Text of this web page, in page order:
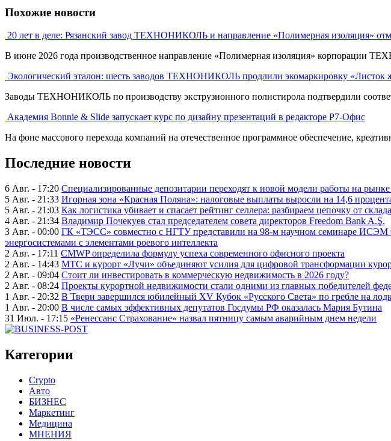
Похожие новости
20 лет в деле: Рязанский завод ТЕХНОНИКОЛЬ и направление «Полимерная изоляция»
В июне 2026 года производственное направление «Полимерная изоляция» корпорации
Экологический эталон: шесть заводов ТЕХНОНИКОЛЬ продлили экомаркировку «Листок
Заводы ТЕХНОНИКОЛЬ по производству экструзионного полистирола подтвердили
Академия Bonnie & Slide запускает курс по дизайну презентаций в редакторе Р7-Офис
На фоне массового перехода компаний на отечественное программное обеспечение,
Последние новости
6 Авг. - 17:20 Специализированные депозитарии переходят к новой модели работы на
5 Авг. - 21:33 Игорная зона «Красная Поляна»: налоговые выплаты выросли на 14,6
5 Авг. - 21:03 Как логистика убивает и спасает рейтинг селлера: разбираем цепочку от
4 Авг. - 21:34 Владимир Почекуев стал председателем совета директоров Freedom Bank A.Ş.
3 Авг. - 00:00 ГК «ТЭСС» совместно с НГТУ представили на 98-м научном семинаре ИСЭМ
энергосистемами с элементами роевого интеллекта
2 Авг. - 17:11 CMWP определила формулу успеха современного офисного проекта
2 Авг. - 14:43 МТС и курорт «Лучи» объединяют усилия для цифровой трансформации
2 Авг. - 09:04 Стоит ли инвестировать в коммерческую недвижимость в 2026 году?
2 Авг. - 08:24 Проекты курортной недвижимости стали одними из главных победителей
1 Авг. - 20:32 В Твери завершился юбилейный XV Кубок «Русского Света» по гребле на
1 Авг. - 20:00 В числе самых эффективных депутатов Госдумы РФ оказалась Мария Бутина
31 Июл. - 17:15 «Ренессанс Страхование» назвал пятницу самым аварийным днем недели
Категории
Crypto
Авто
БИЗНЕС
Маркетинг
Медицина
МНЕНИЯ